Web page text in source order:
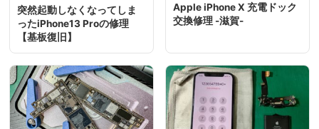
突然起動しなくなってしま
ったiPhone13 Proの修理
【基板復旧】
Apple iPhone X 充電ドック
交換修理 -滋賀-